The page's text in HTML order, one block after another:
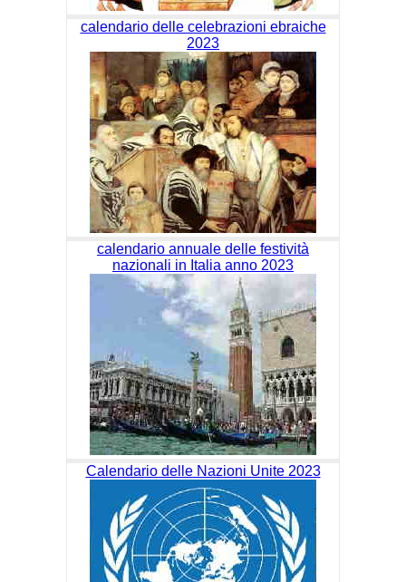
calendario delle celebrazioni ebraiche
2023
calendario annuale delle festività
nazionali in Italia anno 2023
Calendario delle Nazioni Unite 2023